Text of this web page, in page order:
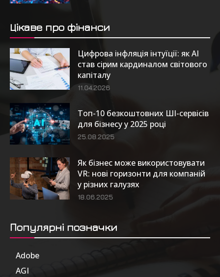
Цікаве про фінанси
Цифрова інфляція інтуїції: як AI
став сірим кардиналом світового
капіталу
11.04.2026
Топ-10 безкоштовних ШІ-сервісів
для бізнесу у 2025 році
25.08.2025
Як бізнес може використовувати
VR: нові горизонти для компаній
у різних галузях
18.06.2025
Популярні позначки
Adobe
AGI